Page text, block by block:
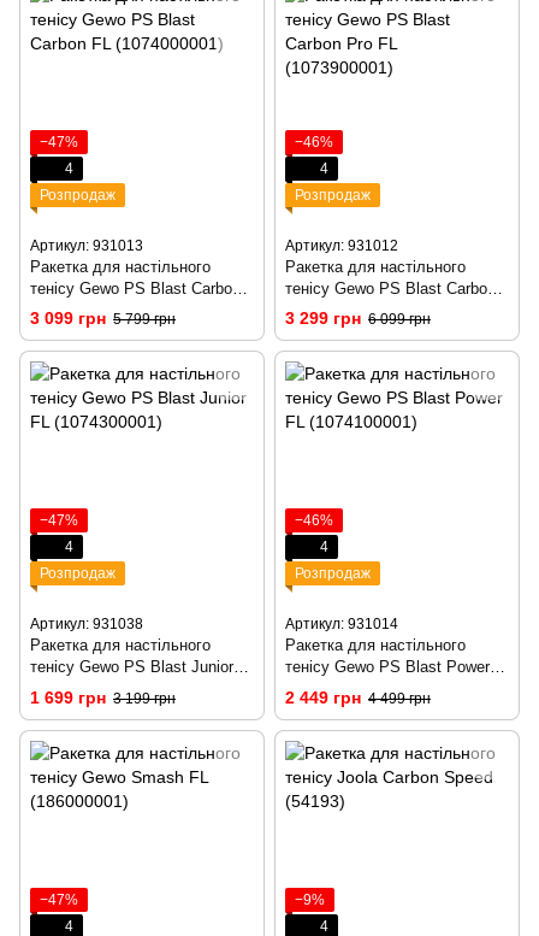
−47%
4
Розпродаж
Артикул: 931013
Ракетка для настільного
тенісу Gewo PS Blast Carbon
FL (1074000001)
3 099 грн 5 799 грн
−46%
4
Розпродаж
Артикул: 931012
Ракетка для настільного
тенісу Gewo PS Blast Carbon
Pro FL (1073900001)
3 299 грн 6 099 грн
−47%
4
Розпродаж
Артикул: 931038
Ракетка для настільного
тенісу Gewo PS Blast Junior
FL (1074300001)
1 699 грн 3 199 грн
−46%
4
Розпродаж
Артикул: 931014
Ракетка для настільного
тенісу Gewo PS Blast Power
FL (1074100001)
2 449 грн 4 499 грн
−47%
4
−9%
4